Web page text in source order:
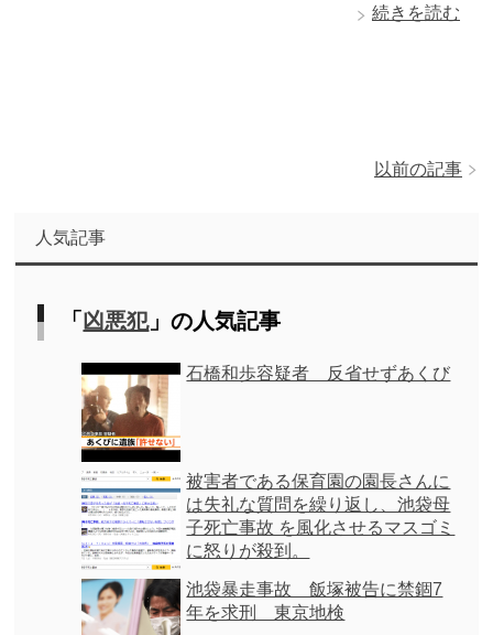
続きを読む
以前の記事
人気記事
「 凶悪犯」の人気記事
石橋和歩容疑者 反省せずあくび
被害者である保育園の園長さんに
は失礼な質問を繰り返し、池袋母
子死亡事故 を風化させるマスゴミ
に怒りが殺到。
池袋暴走事故 飯塚被告に禁錮7
年を求刑 東京地検